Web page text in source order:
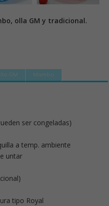
olla GM y tradicional.
GM Mambo
ser congeladas)
a temp. ambiente
untar
tipo Royal